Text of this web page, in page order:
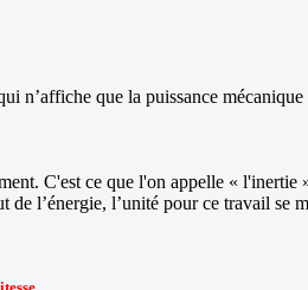
n’affiche que la puissance
C'est ce que l'on appelle «
l’énergie, l’unité pour ce travail se